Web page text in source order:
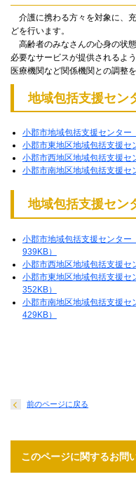
介護に携わる方々を対象に、
どを行います。
高齢者のみなさんの心身の状
必要なサービスが提供されるよ
医療機関など関係機関との調整を
地域包括支援セン
小郡市地域包括支援センター
小郡市東地区地域包括支援セ
小郡市西地区地域包括支援セ
小郡市南地区地域包括支援セ
地域包括支援セン
小郡市地域包括支援センタ
939KB）
小郡市西地区地域包括支援
小郡市東地区地域包括支援
352KB）
小郡市南地区地域包括支援
429KB）
前のページに戻る
このページに関するお問